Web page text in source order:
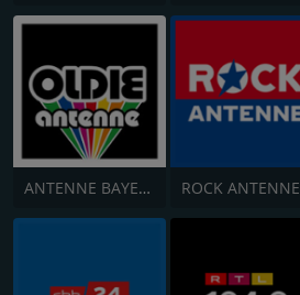
ANTENNE BAYERN Oldies but Goldies ROCK ANTENNE